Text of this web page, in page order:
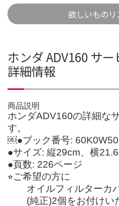
欲しいもの
ホンダ ADV160 サ
詳細情報
商品説明
ホンダADV160の詳細な
す。
￼●ブック番号: 60K0W50
●サイズ: 縦29cm、横
●頁数: 226ページ
⭐︎ご希望の方に
オイルフィルターカ
(純正)2個をお付けいた